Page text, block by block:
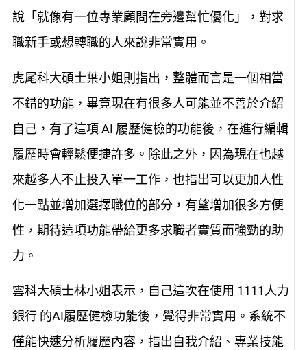
說「就像有一位專業顧問在旁邊幫忙優化」，對求
職新手或想轉職的人來說非常實用。
虎尾科大碩士葉小姐則指出，整體而言是一個相當
不錯的功能，畢竟現在有很多人可能並不善於介紹
自己，有了這項 AI 履歷健檢的功能後，在進行編輯
履歷時會輕鬆便捷許多。除此之外，因為現在也越
來越多人不止投入單一工作，也指出可以更加人性
化一點並增加選擇職位的部分，有望增加很多方便
性，期待這項功能帶給更多求職者實質而強勁的助
力。
雲科大碩士林小姐表示，自己這次在使用 1111人力
銀行 的AI履歷健檢功能後，覺得非常實用。系統不
僅能快速分析履歷內容，指出自我介紹、專業技能